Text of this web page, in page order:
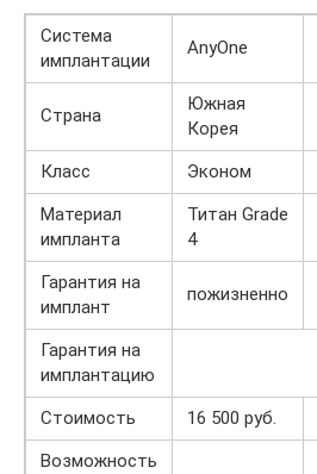
Система
имплантации
AnyOne
Страна
Южная
Корея
Класс Эконом
Материал
импланта
Титан Grade
4
Гарантия на
имплант
пожизненно
Гарантия на
имплантацию
Стоимость
16 500 руб.
Возможность